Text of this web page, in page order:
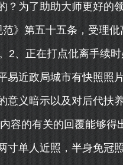
？为了助助大师更好的
》第五十五条，受理
2、正在打点仳离手续
易近政局城市有快照照
意义暗示以及对后代扶
容的有关的回覆能够得
寸单人近照，半身免冠